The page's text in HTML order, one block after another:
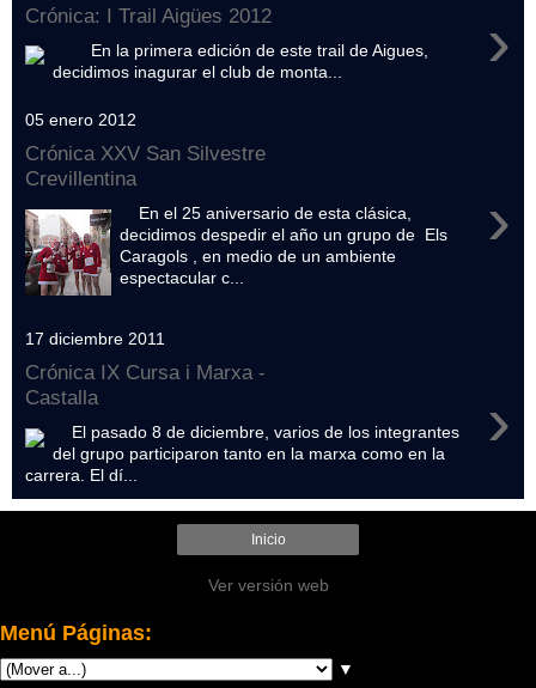
Crónica: I Trail Aigües 2012 ›
En la primera edición de este trail de Aigues,
decidimos inagurar el club de monta...
05 enero 2012
Crónica XXV San Silvestre
Crevillentina
›
En el 25 aniversario de esta clásica,
decidimos despedir el año un grupo de Els
Caragols , en medio de un ambiente
espectacular c...
17 diciembre 2011
Crónica IX Cursa i Marxa -
Castalla
›
El pasado 8 de diciembre, varios de los integrantes
del grupo participaron tanto en la marxa como en la
carrera. El dí...
Inicio
Ver versión web
Menú Páginas:
▼